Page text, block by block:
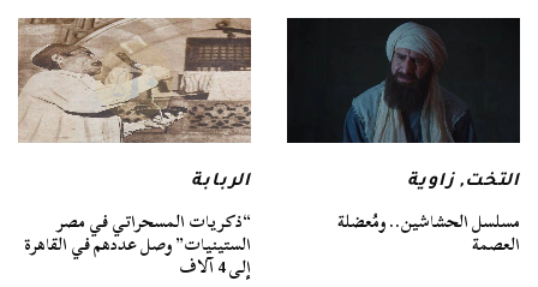
التخت, زاوية
مسلسل الحشاشين.. ومُعضلة
العصمة
الربابة
“ذكريات المسحراتي في مصر
الستينيات” وصل عددهم في القاهرة
إلى 4 آلاف